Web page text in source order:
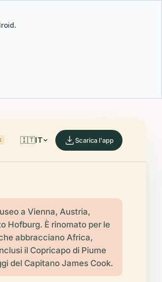
🇮🇹IT Scarica l'app
a Vienna, Austria,
Hofburg. È rinomato per le
abbracciano Africa,
il Copricapo di Piume
del Capitano James Cook.